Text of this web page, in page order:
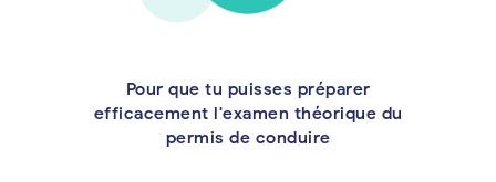
Pour que tu puisses préparer
efficacement l'examen théorique du
permis de conduire